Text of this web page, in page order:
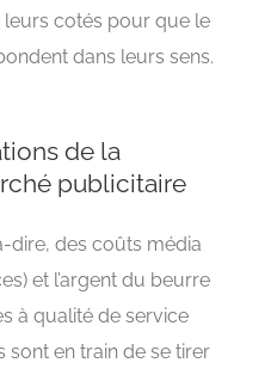
cotés pour que le
dans leurs sens.
de la
publicitaire
dire, des coûts média
et l’argent du beurre
à qualité de service
sont en train de se tirer